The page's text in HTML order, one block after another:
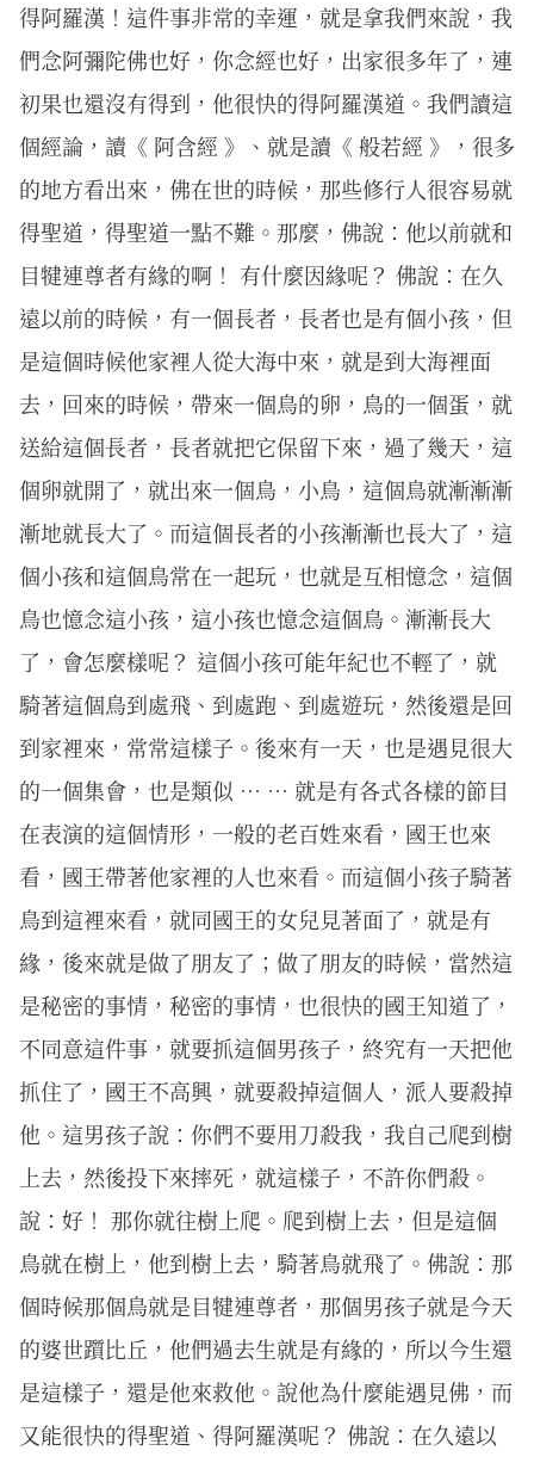
得阿羅漢！這件事非常的幸運，就是拿我們來說，我
們念阿彌陀佛也好，你念經也好，出家很多年了，連
初果也還沒有得到，他很快的得阿羅漢道。我們讀這
個經論，讀《 阿含經 》、就是讀《 般若經 》，很多
的地方看出來，佛在世的時候，那些修行人很容易就
得聖道，得聖道一點不難。那麼，佛說：他以前就和
目犍連尊者有緣的啊！ 有什麼因緣呢？ 佛說：在久
遠以前的時候，有一個長者，長者也是有個小孩，但
是這個時候他家裡人從大海中來，就是到大海裡面
去，回來的時候，帶來一個鳥的卵，鳥的一個蛋，就
送給這個長者，長者就把它保留下來，過了幾天，這
個卵就開了，就出來一個鳥，小鳥，這個鳥就漸漸漸
漸地就長大了。而這個長者的小孩漸漸也長大了，這
個小孩和這個鳥常在一起玩，也就是互相憶念，這個
鳥也憶念這小孩，這小孩也憶念這個鳥。漸漸長大
了，會怎麼樣呢？ 這個小孩可能年紀也不輕了，就
騎著這個鳥到處飛、到處跑、到處遊玩，然後還是回
到家裡來，常常這樣子。後來有一天，也是遇見很大
的一個集會，也是類似 … … 就是有各式各樣的節目
在表演的這個情形，一般的老百姓來看，國王也來
看，國王帶著他家裡的人也來看。而這個小孩子騎著
鳥到這裡來看，就同國王的女兒見著面了，就是有
緣，後來就是做了朋友了；做了朋友的時候，當然這
是秘密的事情，秘密的事情，也很快的國王知道了，
不同意這件事，就要抓這個男孩子，終究有一天把他
抓住了，國王不高興，就要殺掉這個人，派人要殺掉
他。這男孩子說：你們不要用刀殺我，我自己爬到樹
上去，然後投下來摔死，就這樣子，不許你們殺。
說：好！ 那你就往樹上爬。爬到樹上去，但是這個
鳥就在樹上，他到樹上去，騎著鳥就飛了。佛說：那
個時候那個鳥就是目犍連尊者，那個男孩子就是今天
的婆世躓比丘，他們過去生就是有緣的，所以今生還
是這樣子，還是他來救他。說他為什麼能遇見佛，而
又能很快的得聖道、得阿羅漢呢？ 佛說：在久遠以